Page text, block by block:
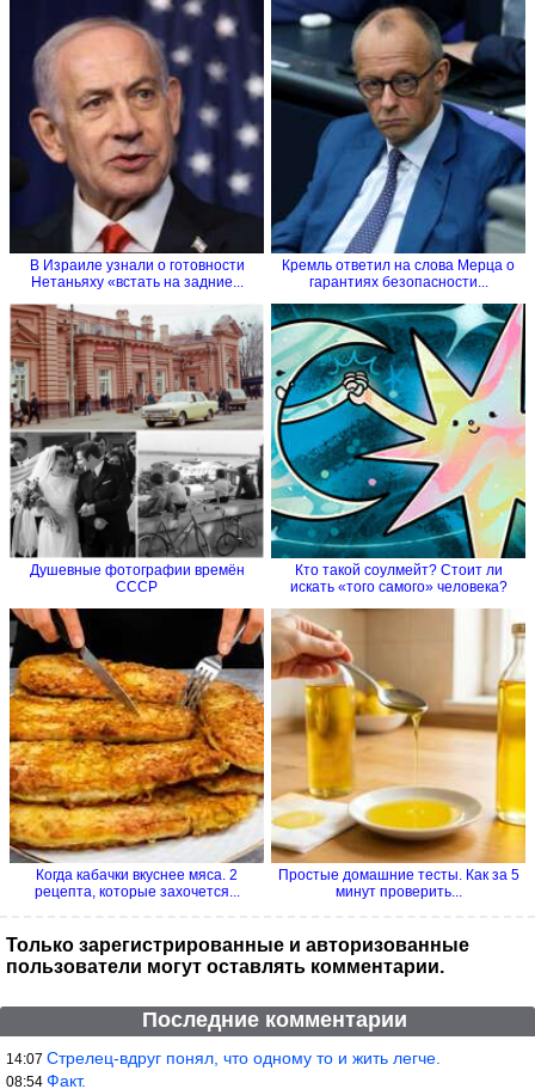
В Израиле узнали о готовности
Нетаньяху «встать на задние...
Кремль ответил на слова Мерца о
гарантиях безопасности...
Душевные фотографии времён
СССР
Кто такой соулмейт? Стоит ли
искать «того самого» человека?
Когда кабачки вкуснее мяса. 2
рецепта, которые захочется...
Простые домашние тесты. Как за 5
минут проверить...
Только зарегистрированные и авторизованные
пользователи могут оставлять комментарии.
Последние комментарии
14:07 Стрелец-вдруг понял, что одному то и жить легче.
08:54 Факт.